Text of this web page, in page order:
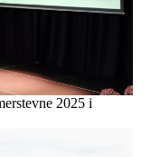
2025 i